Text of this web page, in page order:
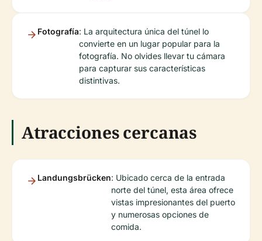
Fotografía: La arquitectura única del túnel lo
convierte en un lugar popular para la
fotografía. No olvides llevar tu cámara
para capturar sus características
distintivas.
Atracciones cercanas
Landungsbrücken: Ubicado cerca de la entrada
norte del túnel, esta área ofrece
vistas impresionantes del puerto
y numerosas opciones de
comida.